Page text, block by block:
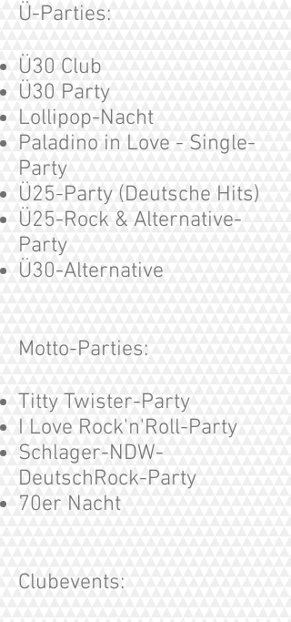
Ü-Parties:
Ü30 Club
Ü30 Party
Lollipop-Nacht
Paladino in Love - Single-
Party
Ü25-Party (Deutsche Hits)
Ü25-Rock & Alternative-
Party
Ü30-Alternative
Motto-Parties:
Titty Twister-Party
I Love Rock'n'Roll-Party
Schlager-NDW-
DeutschRock-Party
70er Nacht
Clubevents: